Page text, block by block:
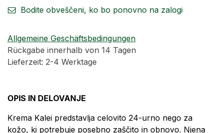
Bodite obveščeni, ko bo ponovno na zalogi
Allgemeine Geschäftsbedingungen
Rückgabe innerhalb von 14 Tagen
Lieferzeit: 2-4 Werktage
OPIS IN DELOVANJE
Krema Kalei predstavlja celovito 24-urno nego za
kožo, ki potrebuje posebno zaščito in obnovo. Njena